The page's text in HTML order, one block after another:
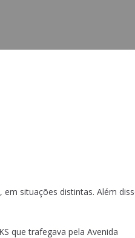
situações distintas. Além
que trafegava pela Avenida